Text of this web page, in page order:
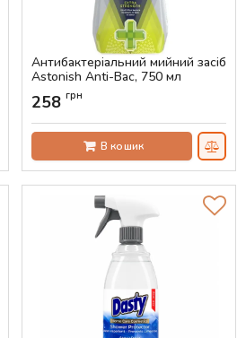
Антибактеріальний мийний засіб
Astonish Anti-Bac, 750 мл
Артикул:AS-00057
258 грн
В кошик